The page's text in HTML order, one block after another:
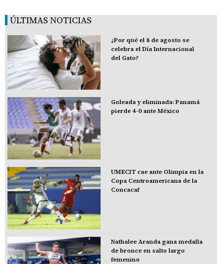
ÚLTIMAS NOTICIAS
¿Por qué el 8 de agosto se
celebra el Día Internacional
del Gato?
Goleada y eliminada: Panamá
pierde 4-0 ante México
UMECIT cae ante Olimpia en la
Copa Centroamericana de la
Concacaf
Nathalee Aranda gana medalla
de bronce en salto largo
femenino